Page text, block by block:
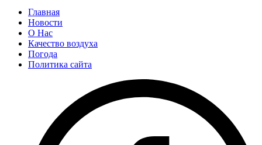
Главная
Новости
О Нас
Качество воздуха
Погода
Политика сайта